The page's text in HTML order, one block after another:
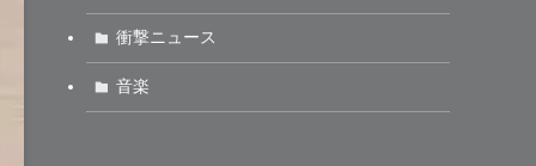
衝撃ニュース
音楽